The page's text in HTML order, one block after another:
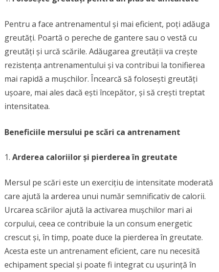
Pentru a face antrenamentul și mai eficient, poți adăuga
greutăți. Poartă o pereche de gantere sau o vestă cu
greutăți și urcă scările. Adăugarea greutății va crește
rezistența antrenamentului și va contribui la tonifierea
mai rapidă a mușchilor. Încearcă să folosești greutăți
ușoare, mai ales dacă ești începător, și să crești treptat
intensitatea.
Beneficiile mersului pe scări ca antrenament
Arderea caloriilor și pierderea în greutate
Mersul pe scări este un exercițiu de intensitate moderată
care ajută la arderea unui număr semnificativ de calorii.
Urcarea scărilor ajută la activarea mușchilor mari ai
corpului, ceea ce contribuie la un consum energetic
crescut și, în timp, poate duce la pierderea în greutate.
Acesta este un antrenament eficient, care nu necesită
echipament special și poate fi integrat cu ușurință în